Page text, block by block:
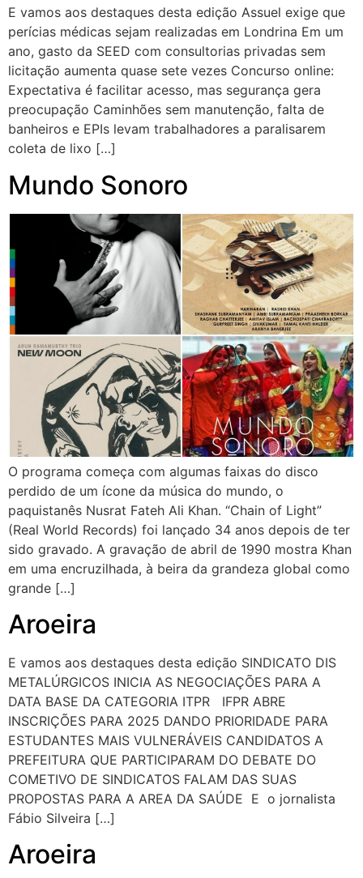
E vamos aos destaques desta edição Assuel exige que
perícias médicas sejam realizadas em Londrina Em um
ano, gasto da SEED com consultorias privadas sem
licitação aumenta quase sete vezes Concurso online:
Expectativa é facilitar acesso, mas segurança gera
preocupação Caminhões sem manutenção, falta de
banheiros e EPIs levam trabalhadores a paralisarem
coleta de lixo […]
Mundo Sonoro
O programa começa com algumas faixas do disco
perdido de um ícone da música do mundo, o
paquistanês Nusrat Fateh Ali Khan. “Chain of Light”
(Real World Records) foi lançado 34 anos depois de ter
sido gravado. A gravação de abril de 1990 mostra Khan
em uma encruzilhada, à beira da grandeza global como
grande […]
Aroeira
E vamos aos destaques desta edição SINDICATO DIS
METALÚRGICOS INICIA AS NEGOCIAÇÕES PARA A
DATA BASE DA CATEGORIA ITPR IFPR ABRE
INSCRIÇÕES PARA 2025 DANDO PRIORIDADE PARA
ESTUDANTES MAIS VULNERÁVEIS CANDIDATOS A
PREFEITURA QUE PARTICIPARAM DO DEBATE DO
COMETIVO DE SINDICATOS FALAM DAS SUAS
PROPOSTAS PARA A AREA DA SAÚDE E o jornalista
Fábio Silveira […]
Aroeira